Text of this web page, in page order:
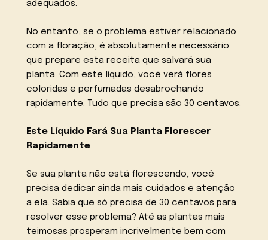
adequados.
No entanto, se o problema estiver relacionado
com a floração, é absolutamente necessário
que prepare esta receita que salvará sua
planta. Com este líquido, você verá flores
coloridas e perfumadas desabrochando
rapidamente. Tudo que precisa são 30 centavos.
Este Líquido Fará Sua Planta Florescer
Rapidamente
Se sua planta não está florescendo, você
precisa dedicar ainda mais cuidados e atenção
a ela. Sabia que só precisa de 30 centavos para
resolver esse problema? Até as plantas mais
teimosas prosperam incrivelmente bem com